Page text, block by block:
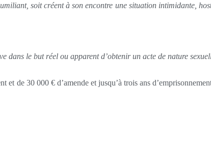
soit créent à son encontre une situation intimidante,
dans le but réel ou apparent d’obtenir un acte de nature
et de 30 000 € d’amende et jusqu’à trois ans